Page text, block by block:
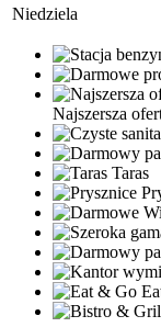
Niedziela
Najszersza
Taras